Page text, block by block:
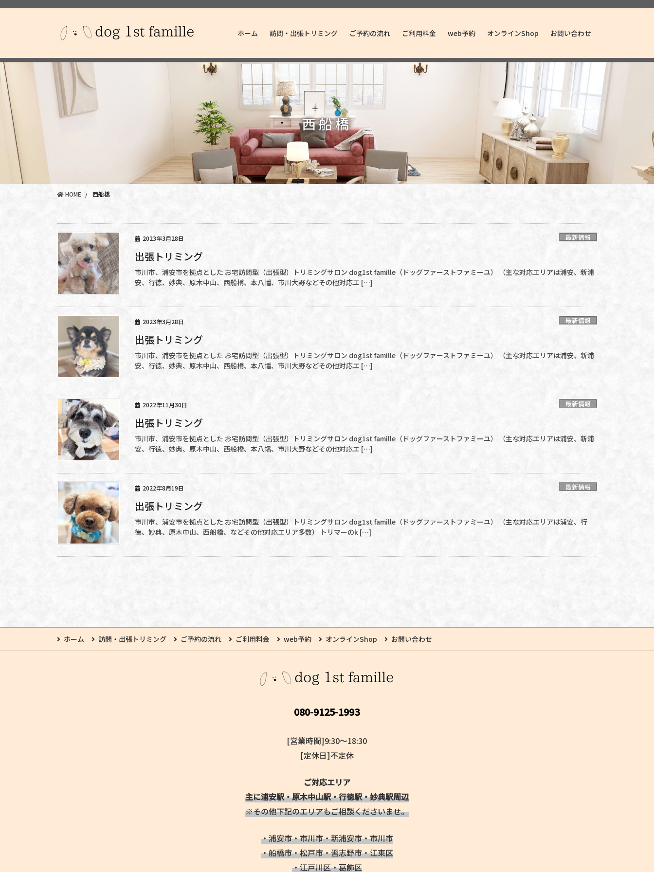
コ
に
移
動
ナ
ョ
ン
に
ホーム 訪問・出張トリミング ご予約の流れ ご利用料金 web予約 オンラインShop お問い合わせ
西船橋
HOME 西船橋
2023年3月28日 最新情報
出張トリミング
市川市、浦安市を拠点とした お宅訪問型（出張型）トリミングサロン dog1st famille（ドッグファーストファミーユ） （主な対応エリアは浦安、新浦
安、行徳、妙典、原木中山、西船橋、本八幡、市川大野などその他対応エ […]
2023年3月28日 最新情報
出張トリミング
市川市、浦安市を拠点とした お宅訪問型（出張型）トリミングサロン dog1st famille（ドッグファーストファミーユ） （主な対応エリアは浦安、新浦
安、行徳、妙典、原木中山、西船橋、本八幡、市川大野などその他対応エ […]
2022年11月30日 最新情報
出張トリミング
市川市、浦安市を拠点とした お宅訪問型（出張型）トリミングサロン dog1st famille（ドッグファーストファミーユ） （主な対応エリアは浦安、新浦
安、行徳、妙典、原木中山、西船橋、本八幡、市川大野などその他対応エ […]
2022年8月19日 最新情報
出張トリミング
市川市、浦安市を拠点とした お宅訪問型（出張型）トリミングサロン dog1st famille（ドッグファーストファミーユ） （主な対応エリアは浦安、行
徳、妙典、原木中山、西船橋、などその他対応エリア多数） トリマーのk […]
ホーム 訪問・出張トリミング ご予約の流れ ご利用料金 web予約 オンラインShop お問い合わせ
080-9125-1993
[営業時間]9:30～18:30
[定休日]不定休
ご対応エリア
主に浦安駅・原木中山駅・行徳駅・妙典駅周辺
※その他下記のエリアもご相談くださいませ。
・浦安市・市川市・新浦安市・市川市
・船橋市・松戸市・習志野市・江東区
・江戸川区・葛飾区